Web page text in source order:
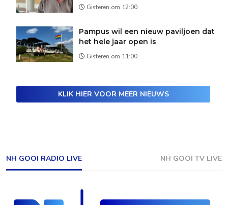
Gisteren om 12:00
Pampus wil een nieuw paviljoen dat
het hele jaar open is
Gisteren om 11:00
KLIK HIER VOOR MEER NIEUWS
NH GOOI RADIO LIVE NH GOOI TV LIVE